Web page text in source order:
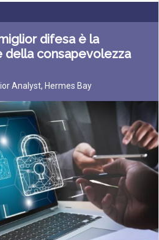
difesa è la
della consapevolezza
Analyst, Hermes Bay